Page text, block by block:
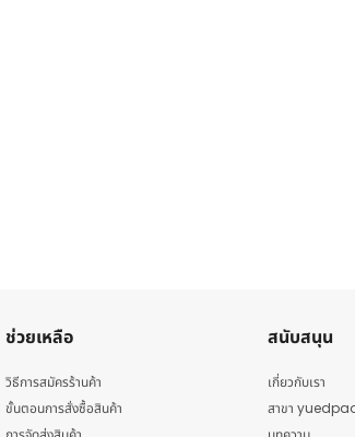
ช่วยเหลือ
วิธีการสมัครร้านค้า
ขั้นตอนการสั่งซื้อสินค้า
สนับสนุน
เกี่ยวกับเรา
สาขา